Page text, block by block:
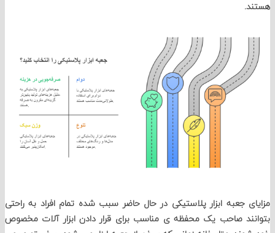
جعبه ابزار پلاستیکی در حال حاضر سبب شده تمام افراد به راحتی
صاحب یک محفظه ی مناسب برای قرار دادن ابزار آلات مخصوص